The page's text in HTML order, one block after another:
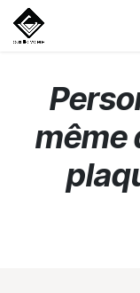
Se rendre au contenu
même